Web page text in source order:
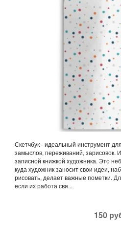
Скетчбук - идеальный инструмент
замыслов, переживаний, зарисовок.
записной книжкой художника. Это
куда художник заносит свои идеи,
рисовать, делает важные пометки.
если их работа свя...
150